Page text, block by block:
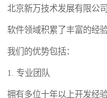
北京新万技术发展有限公
软件领域积累了丰富的经验
我们的优势包括：
1. 专业团队
拥有多位十年以上开发经